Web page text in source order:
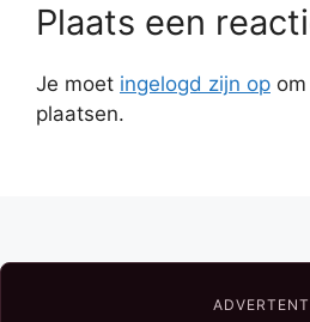
Plaats een
Je moet ingelogd zijn op
plaatsen.